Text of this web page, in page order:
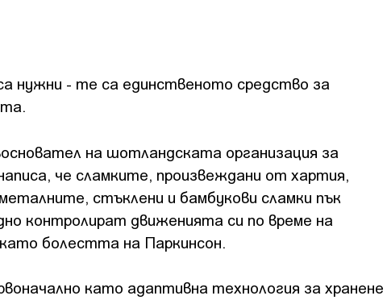
нужни - те са единственото средство за
на шотландската организация за
че сламките, произвеждани от хартия,
стъклени и бамбукови сламки пък
контролират движенията си по време на
като болестта на Паркинсон.
като адаптивна технология за хранене